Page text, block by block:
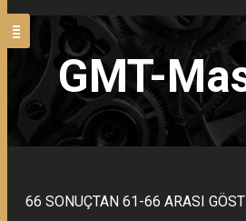
GMT-
66 SONUÇTAN 61-66 ARASI